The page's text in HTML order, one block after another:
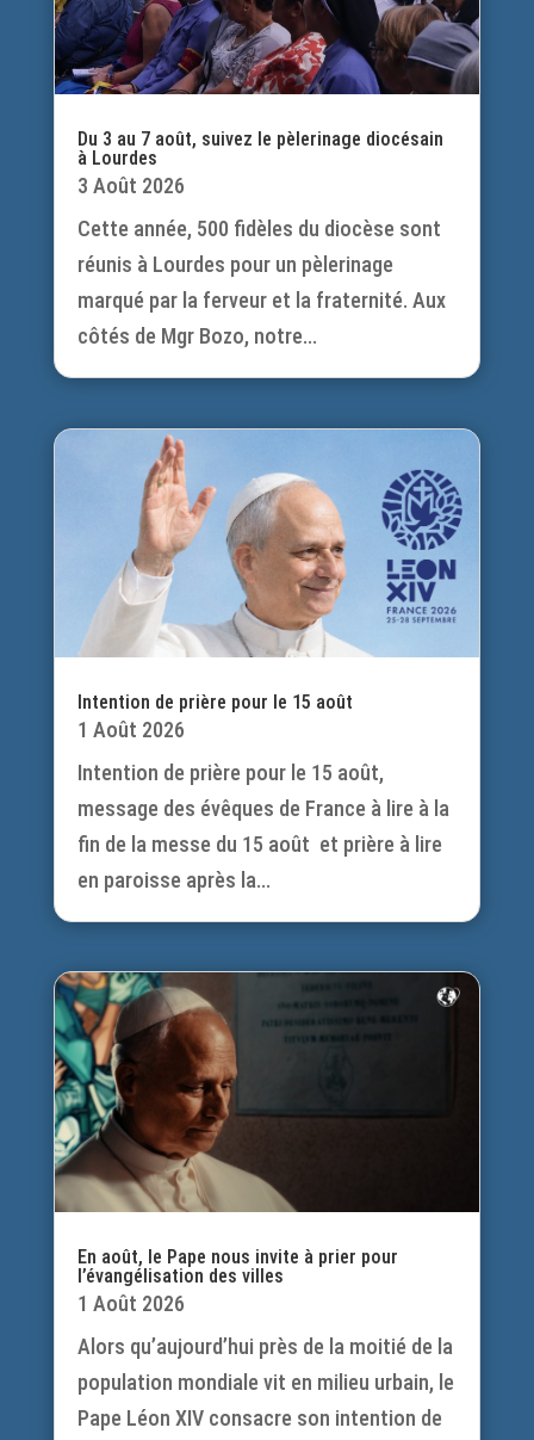
Du 3 au 7 août, suivez le pèlerinage diocésain
à Lourdes
3 Août 2026
Cette année, 500 fidèles du diocèse sont
réunis à Lourdes pour un pèlerinage
marqué par la ferveur et la fraternité. Aux
côtés de Mgr Bozo, notre...
Intention de prière pour le 15 août
1 Août 2026
Intention de prière pour le 15 août,
message des évêques de France à lire à la
fin de la messe du 15 août et prière à lire
en paroisse après la...
En août, le Pape nous invite à prier pour
l’évangélisation des villes
1 Août 2026
Alors qu’aujourd’hui près de la moitié de la
population mondiale vit en milieu urbain, le
Pape Léon XIV consacre son intention de